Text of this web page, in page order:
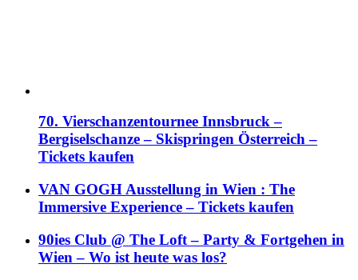
70. Vierschanzentournee Innsbruck –
Bergiselschanze – Skispringen Österreich –
Tickets kaufen
VAN GOGH Ausstellung in Wien : The
Immersive Experience – Tickets kaufen
90ies Club @ The Loft – Party & Fortgehen in
Wien – Wo ist heute was los?